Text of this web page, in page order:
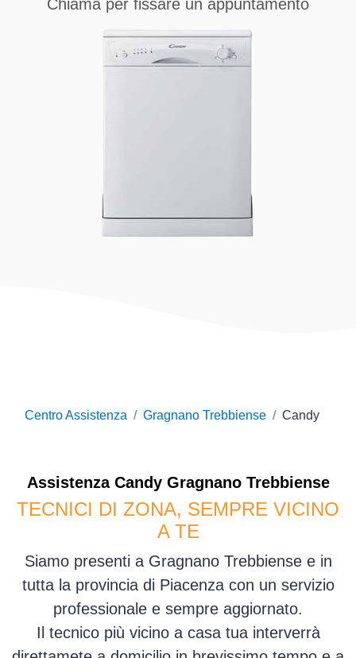
Chiama per fissare un appuntamento
Centro Assistenza Gragnano Trebbiense Candy
Assistenza CandyGragnano Trebbiense
TECNICI DI ZONA, SEMPRE VICINO
A TE
Siamo presenti a Gragnano Trebbiense e in
tutta la provincia di Piacenza con un servizio
professionale e sempre aggiornato.
Il tecnico più vicino a casa tua interverrà